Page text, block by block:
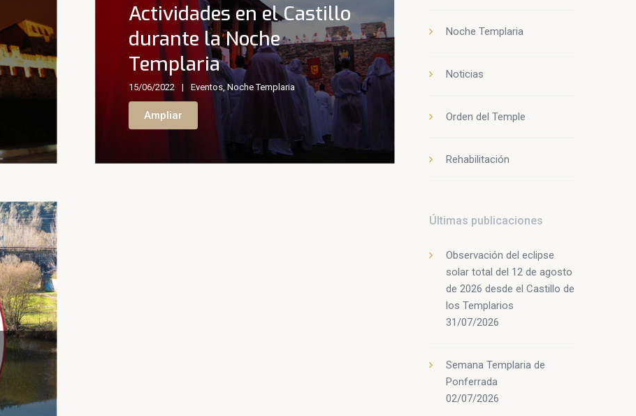
Actividades en el Castillo
durante la Noche
Templaria
15/06/2022 Eventos,Noche Templaria
Ampliar
Noche Templaria
Noticias
Orden del Temple
Rehabilitación
Últimas publicaciones
Observación del eclipse
solar total del 12 de agosto
de 2026 desde el Castillo de
los Templarios
31/07/2026
Semana Templaria de
Ponferrada
02/07/2026